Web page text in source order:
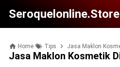
Seroquelonline.store
Home Tips Jasa Maklon
Jasa Maklon Kosmetik